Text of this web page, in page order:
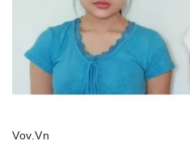
Thể thao
Lịch thi đấu bóng đá